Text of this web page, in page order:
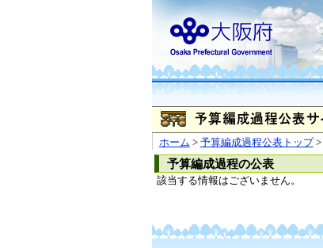
ホーム > 予算編成過程公表トップ>
予算編成過程の公表
該当する情報はございません。